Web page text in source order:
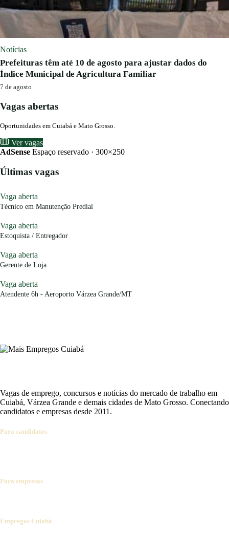
Notícias
Prefeituras têm até 10 de agosto para ajustar dados do
Índice Municipal de Agricultura Familiar
7 de agosto
Vagas abertas
Oportunidades em Cuiabá e Mato Grosso.
Ver vagas
AdSense Espaço reservado · 300×250
Últimas vagas
Vaga aberta
Técnico em Manutenção Predial
Vaga aberta
Estoquista / Entregador
Vaga aberta
Gerente de Loja
Vaga aberta
Atendente 6h - Aeroporto Várzea Grande/MT
Vagas de emprego, concursos e notícias do mercado de trabalho em
Cuiabá, Várzea Grande e demais cidades de Mato Grosso. Conectando
candidatos e empresas desde 2011.
Para candidatos
Para empresas
Empregos Cuiabá